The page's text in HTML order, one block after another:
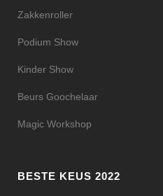
Zakkenroller
Podium Show
Kinder Show
Beurs Goochelaar
Magic Workshop
BESTE KEUS 2022